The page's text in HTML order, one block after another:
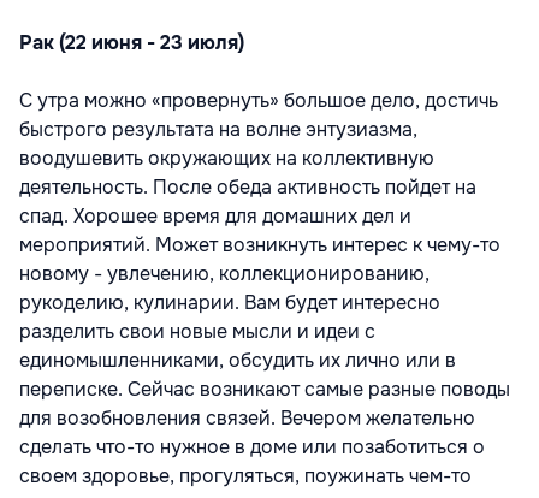
Рак (22 июня - 23 июля)
С утра можно «провернуть» большое дело, достичь
быстрого результата на волне энтузиазма,
воодушевить окружающих на коллективную
деятельность. После обеда активность пойдет на
спад. Хорошее время для домашних дел и
мероприятий. Может возникнуть интерес к чему-то
новому - увлечению, коллекционированию,
рукоделию, кулинарии. Вам будет интересно
разделить свои новые мысли и идеи с
единомышленниками, обсудить их лично или в
переписке. Сейчас возникают самые разные поводы
для возобновления связей. Вечером желательно
сделать что-то нужное в доме или позаботиться о
своем здоровье, прогуляться, поужинать чем-то